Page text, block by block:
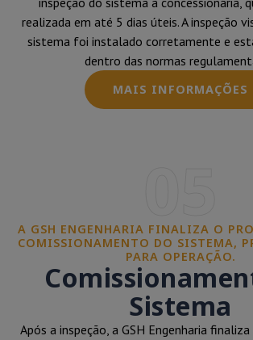
realizada em até 5 dias úteis. A inspeção
sistema foi instalado corretamente e
dentro das normas
MAIS INFORMAÇÕES
A GSH ENGENHARIA FINALIZA O
COMISSIONAMENTO DO SISTEMA,
PARA OPERAÇÃO.
Sistema
Após a inspeção, a GSH Engenharia